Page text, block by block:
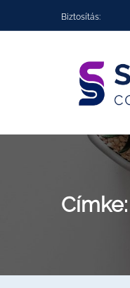
Biztosítás:
Címke: